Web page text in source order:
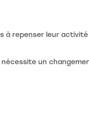
repenser leur
un